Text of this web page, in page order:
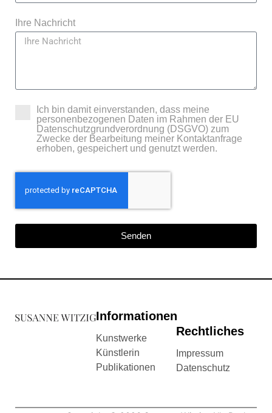
Ihre Nachricht
Ich bin damit einverstanden, dass meine
personenbezogenen Daten im Rahmen der EU
Datenschutzgrundverordnung (DSGVO) zum
Zwecke der Bearbeitung meiner Kontaktanfrage
erhoben, gespeichert und genutzt werden.
Senden
Informationen
Kunstwerke
Künstlerin
Publikationen
Rechtliches
Impressum
Datenschutz